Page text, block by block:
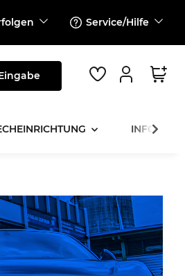
Service/Hilfe